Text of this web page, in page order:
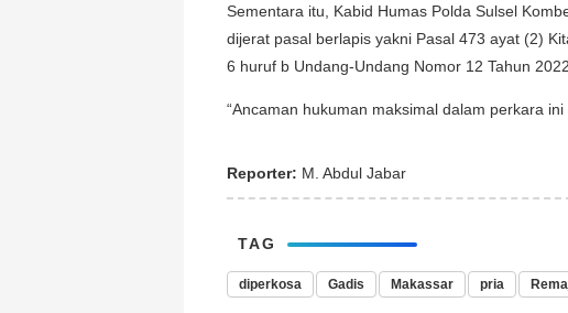
Sementara itu, Kabid Humas Polda Sulsel
dijerat pasal berlapis yakni Pasal 473 ayat (2)
6 huruf b Undang-Undang Nomor 12 Tahun
“Ancaman hukuman maksimal dalam perkara
Reporter: M. Abdul Jabar
TAG
diperkosa Gadis Makassar pria